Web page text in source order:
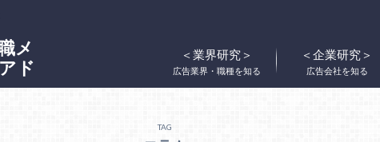
広告業界・職種を知る
＜業界研究＞
広告会社を知る
＜企業研究＞
TAG